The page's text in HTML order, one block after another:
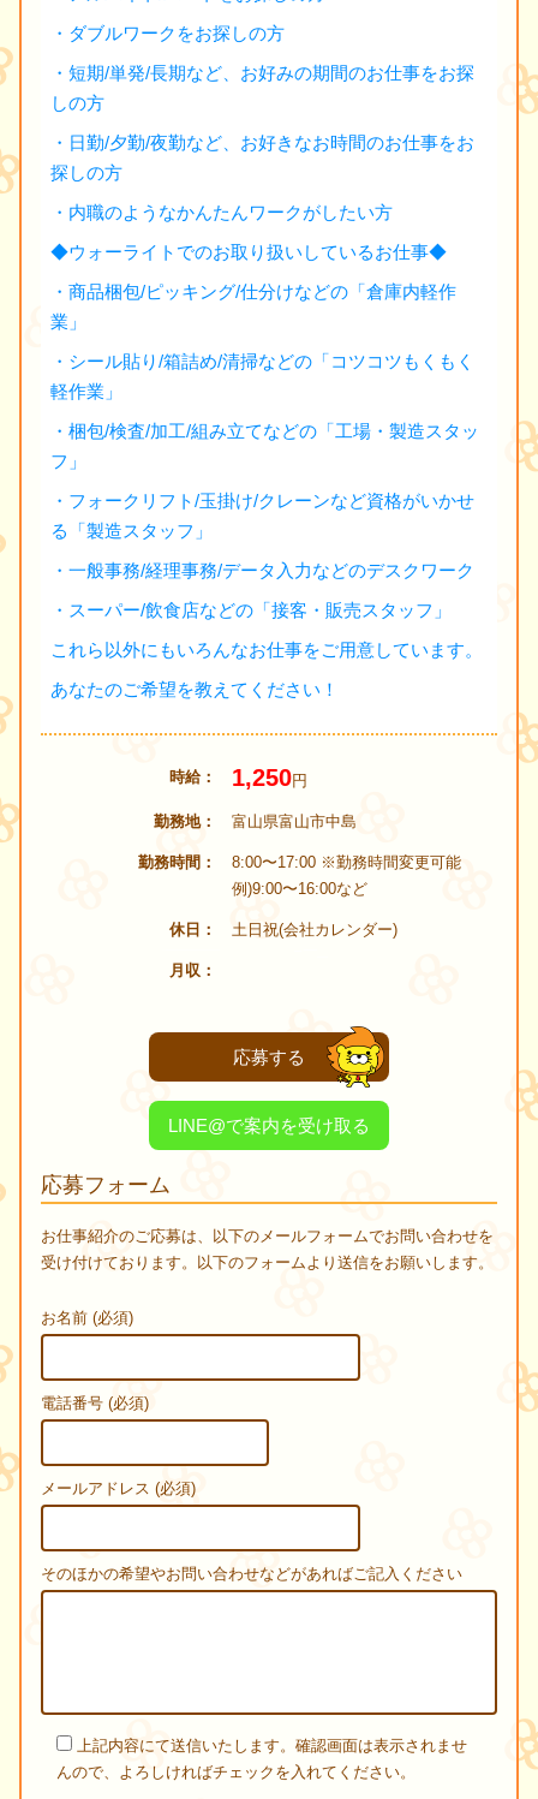
・ダブルワークをお探しの方
・短期/単発/長期など、お好みの期間のお仕事をお探
しの方
・日勤/夕勤/夜勤など、お好きなお時間のお仕事をお
探しの方
・内職のようなかんたんワークがしたい方
◆ウォーライトでのお取り扱いしているお仕事◆
・商品梱包/ピッキング/仕分けなどの「倉庫内軽作
業」
・シール貼り/箱詰め/清掃などの「コツコツもくもく
軽作業」
・梱包/検査/加工/組み立てなどの「工場・製造スタッ
フ」
・フォークリフト/玉掛け/クレーンなど資格がいかせ
る「製造スタッフ」
・一般事務/経理事務/データ入力などのデスクワーク
・スーパー/飲食店などの「接客・販売スタッフ」
これら以外にもいろんなお仕事をご用意しています。
あなたのご希望を教えてください！
時給 1,250円
勤務地 富山県富山市中島
勤務時間
8:00〜17:00 ※勤務時間変更可能
例)9:00〜16:00など
休日 土日祝(会社カレンダー)
月収
応募する
LINE@で案内を受け取る
応募フォーム
お仕事紹介のご応募は、以下のメールフォームでお問い合わせを
受け付けております。以下のフォームより送信をお願いします。
お名前 (必須)
電話番号 (必須)
メールアドレス (必須)
そのほかの希望やお問い合わせなどがあればご記入ください
上記内容にて送信いたします。確認画面は表示されませ
んので、よろしければチェックを入れてください。